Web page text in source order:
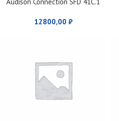
12800,00 ₽